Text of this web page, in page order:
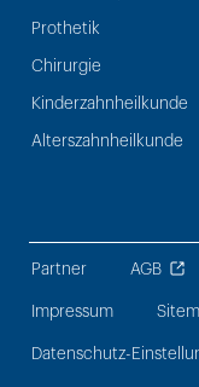
Prothetik
Chirurgie
Kinderzahnheilkunde
Alterszahnheilkunde
Partner AGB
Impressum
Datenschutz-